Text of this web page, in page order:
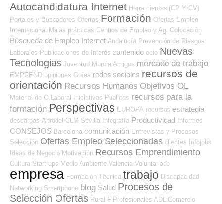
Autocandidatura Internet Herramientas (CP Y CV)
Portales y Buscadores Ofertas Formación Ofertas Empleo
Internacional Malas prácticas Centros de Empleo y Ag. Colocación
Búsqueda de Empleo Internet Andalucía Prevención de Riesgos
Laborales Publicaciones de Interés contenido ocio Nuevas
Tecnologias Juventud Murcia Amigos mercado de trabajo
EMPREND opiniones Guías redes sociales recursos de
orientación Recursos Humanos Objetivos OL
Material de O.Laboral Iniciativas Públicas recursos para la
formación Perspectivas EUROPA recursos estrategia
descargas Aprodel CLM Sevilla Infografía Productividad Informes
CONSEJOS Barcelona comunicación Entrevistas y Procesos
Selección Ofertas Empleo Seleccionadas clientes Infojobs
Ideas de Negocio Motivación Recursos Emprendimiento
Cultura Start-ups Medio Ambiente Valencia Voluntariado
empresa Formación Técnica trabajo Discapacidad
Networking Smartphone blog Salud Procesos de
Selección Ofertas Rural F Profesionales ADL
Comercio